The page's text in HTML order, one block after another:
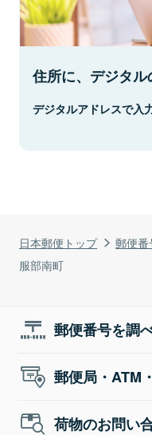
日本郵便トップ 郵便
服部南町
住所に、デジタル
デジタルアドレスで入
郵便番号を調
郵便局・ATM
荷物のお問い